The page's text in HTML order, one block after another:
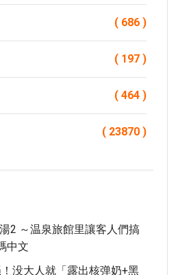
( 686 )
( 197 )
( 464 )
( 23870 )
2 ～温泉旅館里讓客人們搞
中文
没大人就「露出核弹奶+黑